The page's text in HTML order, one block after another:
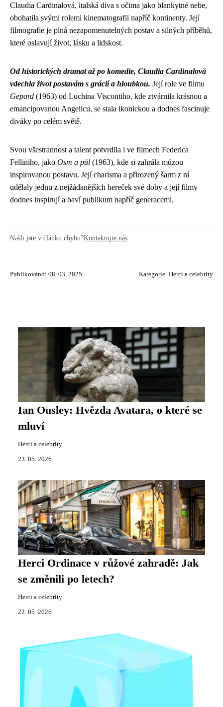
Claudia Cardinalová, italská diva s očima jako blankytné nebe,
obohatila svými rolemi kinematografii napříč kontinenty. Její
filmografie je plná nezapomenutelných postav a silných příběhů,
které oslavují život, lásku a lidskost.
Od historických dramat až po komedie, Claudia Cardinalová
vdechla život postavám s grácií a hloubkou. Její role ve filmu
Gepard (1963) od Luchina Viscontiho, kde ztvárnila krásnou a
emancipovanou Angelicu, se stala ikonickou a dodnes fascinuje
diváky po celém světě.
Svou všestrannost a talent potvrdila i ve filmech Federica
Felliniho, jako Osm a půl (1963), kde si zahrála múzou
inspirovanou postavu. Její charisma a přirozený šarm z ní
udělaly jednu z nejžádanějších hereček své doby a její filmy
dodnes inspirují a baví publikum napříč generacemi.
Našli jste v článku chybu?Kontaktujte nás
Publikováno: 08. 03. 2025 Kategorie: Herci a celebrity
Ian Ousley: Hvězda Avatara, o které se
mluví
Herci a celebrity
23. 05. 2026
Herci Ordinace v růžové zahradě: Jak
se změnili po letech?
Herci a celebrity
22. 05. 2026